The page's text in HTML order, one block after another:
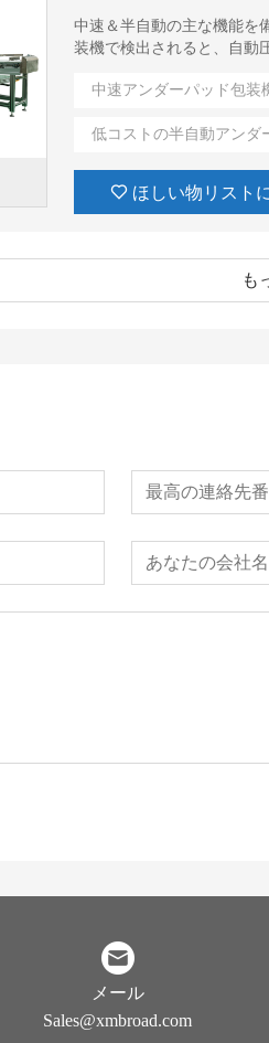
中速＆半自動の主な機能を
装機で検出されると、自動
中速アンダーパッド包装
低コストの半自動アンダ
ほしい物リスト
も
メール
Sales@xmbroad.com